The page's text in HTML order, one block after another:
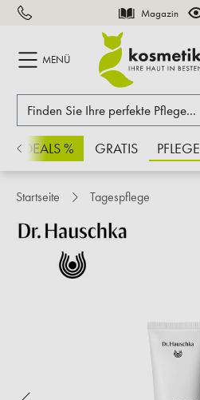
springen Magazin
MENÜ
% GRATIS PFLEGE
Startseite Tagespflege